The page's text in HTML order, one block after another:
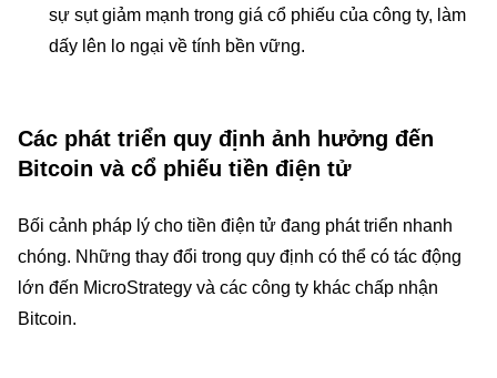
sự sụt giảm mạnh trong giá cổ phiếu của công ty, làm
dấy lên lo ngại về tính bền vững.
Các phát triển quy định ảnh hưởng đến
Bitcoin và cổ phiếu tiền điện tử
Bối cảnh pháp lý cho tiền điện tử đang phát triển nhanh
chóng. Những thay đổi trong quy định có thể có tác động
lớn đến MicroStrategy và các công ty khác chấp nhận
Bitcoin.